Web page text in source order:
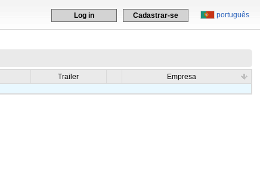
português
Log in Cadastrar-se
Trailer
Empresa